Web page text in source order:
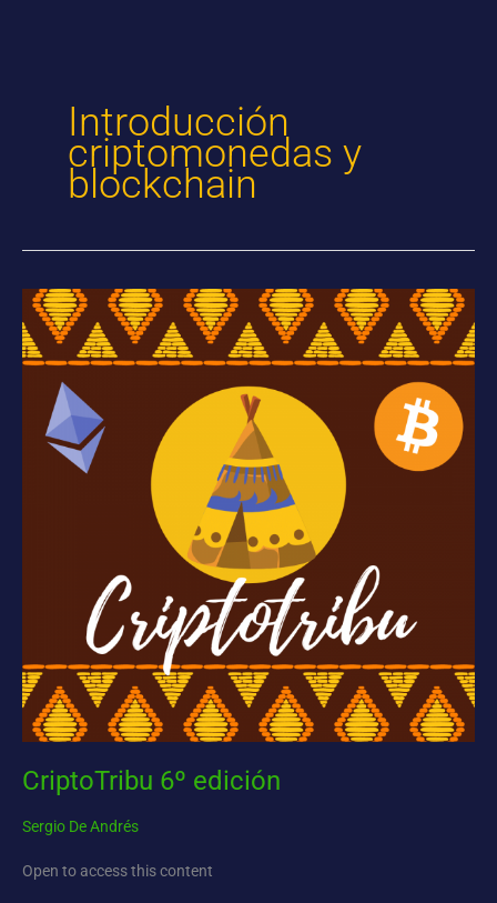
Introducción
criptomonedas y
blockchain
CriptoTribu 6º edición
Sergio De Andrés
Open to access this content
CriptoTribu
6º
edición